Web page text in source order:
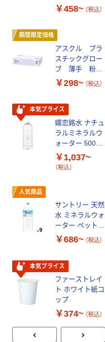
￥458~ （税込）
期間限定価格
アスクル プラ
スチックグロー
ブ 薄手 粉な
し（パウダーフ
￥298~ （税込）
本気プライス
嬬恋銘水 ナチュ
ラルミネラルウ
ォーター 500ml
キャップシール
付き／2Lラベル
￥1,037~
（税込）
人気商品
サントリー 天然
水 ミネラルウォ
ーター ペットボ
トル
￥686~ （税込）
本気プライス
ファーストレイ
ト ホワイト紙コ
ップ
￥374~ （税込）